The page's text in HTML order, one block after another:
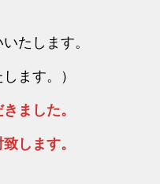
たします。
ます。）
ました。
します。